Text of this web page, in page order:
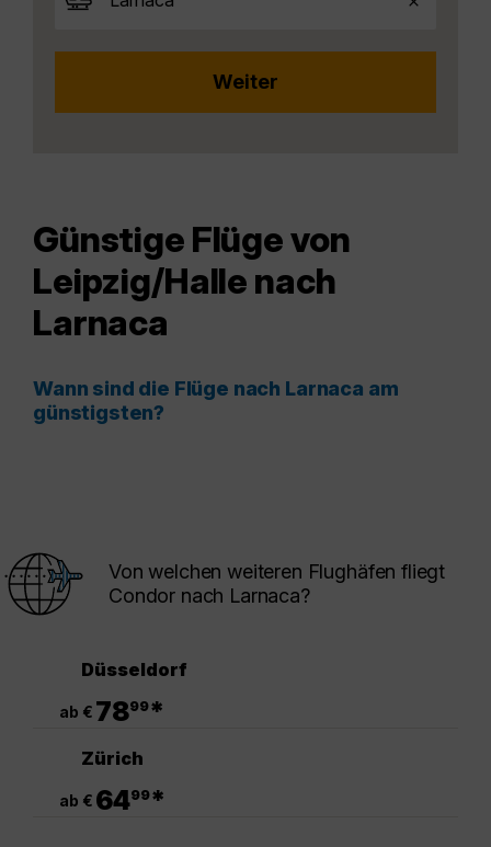
Günstige Flüge von
Leipzig/Halle nach
Larnaca
Wann sind die Flüge nach Larnaca am
günstigsten?
Von welchen weiteren Flughäfen fliegt
Condor nach Larnaca?
Düsseldorf
ab € 7899*
Zürich
ab € 6499*